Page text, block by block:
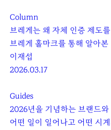
Column
브레게는 왜 자체 인증 제도
브레게 홀마크를 통해 알아본
이재섭
2026.03.17
Guides
2026년을 기념하는 브랜드와
어떤 일이 일어나고 어떤 시